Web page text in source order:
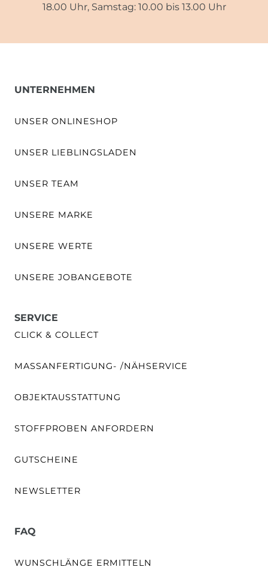
18.00 Uhr, Samstag: 10.00 bis 13.00 Uhr
UNTERNEHMEN
UNSER ONLINESHOP
UNSER LIEBLINGSLADEN
UNSER TEAM
UNSERE MARKE
UNSERE WERTE
UNSERE JOBANGEBOTE
SERVICE
CLICK & COLLECT
MASSANFERTIGUNG- /NÄHSERVICE
OBJEKTAUSSTATTUNG
STOFFPROBEN ANFORDERN
GUTSCHEINE
NEWSLETTER
FAQ
WUNSCHLÄNGE ERMITTELN